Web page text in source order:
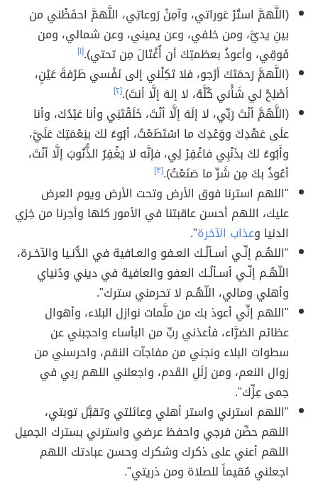
(اللَّهمَّ استُرْ عَوراتي، وآمِنْ رَوعاتِي، اللَّهمَّ احفَظْني من
بينِ يديَّ، ومن خلفي، وعن يميني، وعن شمالي، ومن
فَوقِي، وأعوذُ بعظمتِكَ أن أُغْتَالَ مِن تحتي).[١]
(اللَّهمَّ رَحمَتَكَ أرْجو، فلا تَكِلْني إلى نَفْسي طَرْفةَ عَيْنٍ،
أصْلِحْ لي شَأْني كُلَّهُ، لا إلهَ إلَّا أنتَ).[٢]
(اللَّهُمَّ أنْتَ رَبِّي، لا إلَهَ إلَّا أنْتَ، خَلَقْتَنِي وأنا عَبْدُكَ، وأنا
علَى عَهْدِكَ ووَعْدِكَ ما اسْتَطَعْتُ، أبُوءُ لكَ بنِعْمَتِكَ عَلَيَّ،
وأَبُوءُ لكَ بذَنْبِي فاغْفِرْ لِي، فإنَّه لا يَغْفِرُ الذُّنُوبَ إلَّا أنْتَ،
أعُوذُ بكَ مِن شَرِّ ما صَنَعْتُ).[٣]
"اللهم استرنا فوق الأرض وتحت الأرض ويوم العرض
عليك، اللهم أحسن عاقبتنا في الأمور كلها وأجرنا من خِزي
الدنيا وعذاب الآخرة".
"اللهُـم إنِّـي أسـألُـك العـفو والعـافية في الدُّنـيا والآخـرة،
اللّهُـم إنِّـي أسـألُـك العفو والعافية في ديني ودُنياي
وأهلي ومالي، اللّهُـم لا تحرمني سترك".
"اللهم إنِّي أعوذ بك من ملَّمات نوازل البلاء، وأهوال
عظائم الضرَّاء، فأعذني ربِّ من البأساء واحجبني عن
سطوات البلاء ونجني من مفاجآت النقم، واحرسني من
زوال النعم، ومن زَلَلِ القَدم، واجعلني اللهم ربي في
حِمى عِزِّك".
"اللهم استرني واستر أهلي وعائلتي وتقبَّل توبتي،
اللهم حصِّن فرجي واحفظ عرضي واسترني بسترك الجميل
اللهم أعني على ذكرك وشكرك وحسن عبادتك اللهم
اجعلني مُقيماً للصلاة ومن ذريتي".